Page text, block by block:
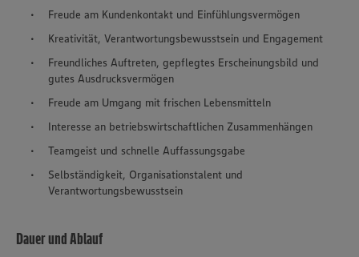
Freude am Kundenkontakt und Einfühlungsvermögen
Kreativität, Verantwortungsbewusstsein und Engagement
Freundliches Auftreten, gepflegtes Erscheinungsbild und
gutes Ausdrucksvermögen
Freude am Umgang mit frischen Lebensmitteln
Interesse an betriebswirtschaftlichen Zusammenhängen
Teamgeist und schnelle Auffassungsgabe
Selbständigkeit, Organisationstalent und
Verantwortungsbewusstsein
Dauer und Ablauf